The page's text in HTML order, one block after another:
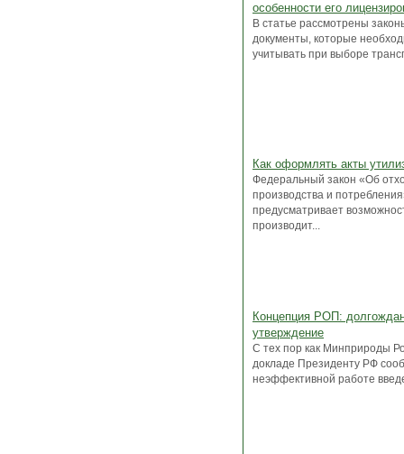
особенности его
В статье рассмотрены
документы, которые
учитывать при выборе
Как оформлять акты
Федеральный закон «Об
производства и
предусматривает
производит...
Концепция РОП:
утверждение
С тех пор как Минприроды
докладе Президенту РФ
неэффективной работе